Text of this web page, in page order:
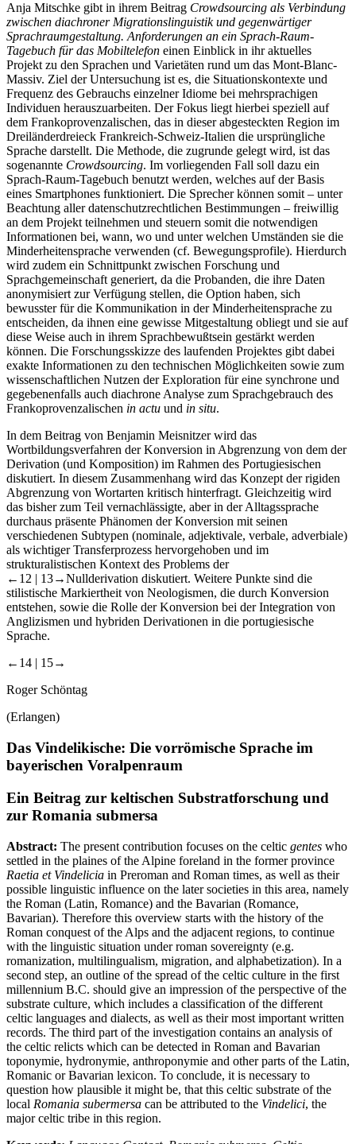
Anja Mitschke gibt in ihrem Beitrag Crowdsourcing als Verbindung
zwischen diachroner Migrationslinguistik und gegenwärtiger
Sprachraumgestaltung. Anforderungen an ein Sprach-Raum-
Tagebuch für das Mobiltelefon einen Einblick in ihr aktuelles
Projekt zu den Sprachen und Varietäten rund um das Mont-Blanc-
Massiv. Ziel der Untersuchung ist es, die Situationskontexte und
Frequenz des Gebrauchs einzelner Idiome bei mehrsprachigen
Individuen herauszuarbeiten. Der Fokus liegt hierbei speziell auf
dem Frankoprovenzalischen, das in dieser abgesteckten Region im
Dreiländerdreieck Frankreich-Schweiz-Italien die ursprüngliche
Sprache darstellt. Die Methode, die zugrunde gelegt wird, ist das
sogenannte Crowdsourcing. Im vorliegenden Fall soll dazu ein
Sprach-Raum-Tagebuch benutzt werden, welches auf der Basis
eines Smartphones funktioniert. Die Sprecher können somit – unter
Beachtung aller datenschutzrechtlichen Bestimmungen – freiwillig
an dem Projekt teilnehmen und steuern somit die notwendigen
Informationen bei, wann, wo und unter welchen Umständen sie die
Minderheitensprache verwenden (cf. Bewegungsprofile). Hierdurch
wird zudem ein Schnittpunkt zwischen Forschung und
Sprachgemeinschaft generiert, da die Probanden, die ihre Daten
anonymisiert zur Verfügung stellen, die Option haben, sich
bewusster für die Kommunikation in der Minderheitensprache zu
entscheiden, da ihnen eine gewisse Mitgestaltung obliegt und sie auf
diese Weise auch in ihrem Sprachbewußtsein gestärkt werden
können. Die Forschungsskizze des laufenden Projektes gibt dabei
exakte Informationen zu den technischen Möglichkeiten sowie zum
wissenschaftlichen Nutzen der Exploration für eine synchrone und
gegebenenfalls auch diachrone Analyse zum Sprachgebrauch des
Frankoprovenzalischen in actu und in situ.
In dem Beitrag von Benjamin Meisnitzerwird das
Wortbildungsverfahren der Konversion in Abgrenzung von dem der
Derivation (und Komposition) im Rahmen des Portugiesischen
diskutiert. In diesem Zusammenhang wird das Konzept der rigiden
Abgrenzung von Wortarten kritisch hinterfragt. Gleichzeitig wird
das bisher zum Teil vernachlässigte, aber in der Alltagssprache
durchaus präsente Phänomen der Konversion mit seinen
verschiedenen Subtypen (nominale, adjektivale, verbale, adverbiale)
als wichtiger Transferprozess hervorgehoben und im
strukturalistischen Kontext des Problems der
←12 | 13→Nullderivation diskutiert. Weitere Punkte sind die
stilistische Markiertheit von Neologismen, die durch Konversion
entstehen, sowie die Rolle der Konversion bei der Integration von
Anglizismen und hybriden Derivationen in die portugiesische
Sprache.
←14 | 15→
Roger Schöntag
(Erlangen)
Das Vindelikische: Die vorrömische Sprache im
bayerischen Voralpenraum
Ein Beitrag zur keltischen Substratforschung und
zur Romania submersa
Abstract: The present contribution focuses on the celtic gentes who
settled in the plaines of the Alpine foreland in the former province
Raetia et Vindelicia in Preroman and Roman times, as well as their
possible linguistic influence on the later societies in this area, namely
the Roman (Latin, Romance) and the Bavarian (Romance,
Bavarian). Therefore this overview starts with the history of the
Roman conquest of the Alps and the adjacent regions, to continue
with the linguistic situation under roman sovereignty (e.g.
romanization, multilingualism, migration, and alphabetization). In a
second step, an outline of the spread of the celtic culture in the first
millennium B.C. should give an impression of the perspective of the
substrate culture, which includes a classification of the different
celtic languages and dialects, as well as their most important written
records. The third part of the investigation contains an analysis of
the celtic relicts which can be detected in Roman and Bavarian
toponymie, hydronymie, anthroponymie and other parts of the Latin,
Romanic or Bavarian lexicon. To conclude, it is necessary to
question how plausible it might be, that this celtic substrate of the
local Romania subermersa can be attributed to the Vindelici, the
major celtic tribe in this region.